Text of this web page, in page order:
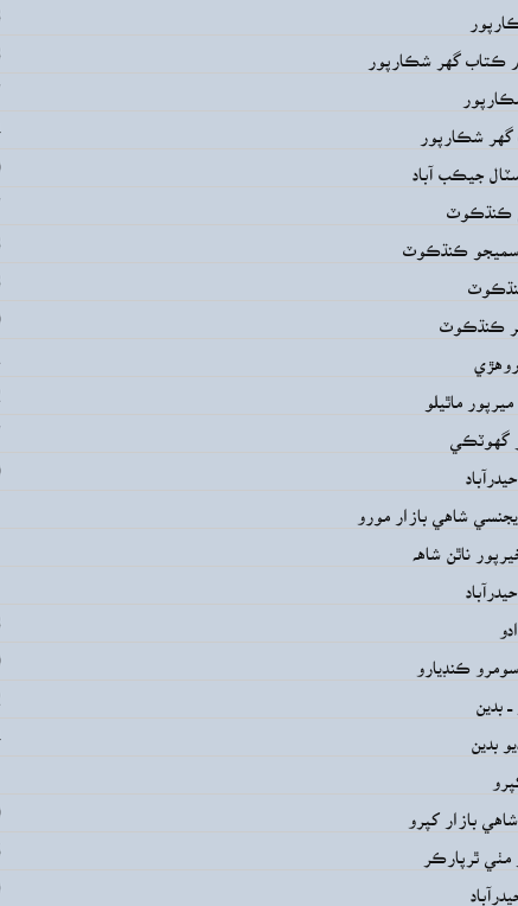
ڪتاب گهر شڪارپور
گهر شڪارپور
جيڪب آباد
ڪنڌڪوٽ
سميجو ڪنڌڪوٽ
ڪنڌڪوٽ
ماٿيلو
گهوٽڪي
شاهي بازار مورو
ناٿن شاهه
سومرو ڪنڊيارو
بدين
بدين
بازار کپرو
ٿرپارڪر